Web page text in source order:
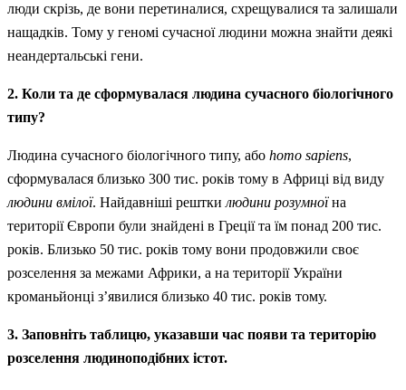
люди скрізь, де вони перетиналися, схрещувалися та залишали
нащадків. Тому у геномі сучасної людини можна знайти деякі
неандертальські гени.
2. Коли та де сформувалася людина сучасного біологічного
типу?
Людина сучасного біологічного типу, або homo sapiens,
сформувалася близько 300 тис. років тому в Африці від виду
людини вмілої. Найдавніші рештки людини розумноїна
території Європи були знайдені в Греції та їм понад 200 тис.
років. Близько 50 тис. років тому вони продовжили своє
розселення за межами Африки, а на території України
кроманьйонці з’явилися близько 40 тис. років тому.
3. Заповніть таблицю, указавши час появи та територію
розселення людиноподібних істот.